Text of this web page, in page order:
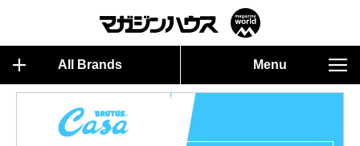
All Brands Menu